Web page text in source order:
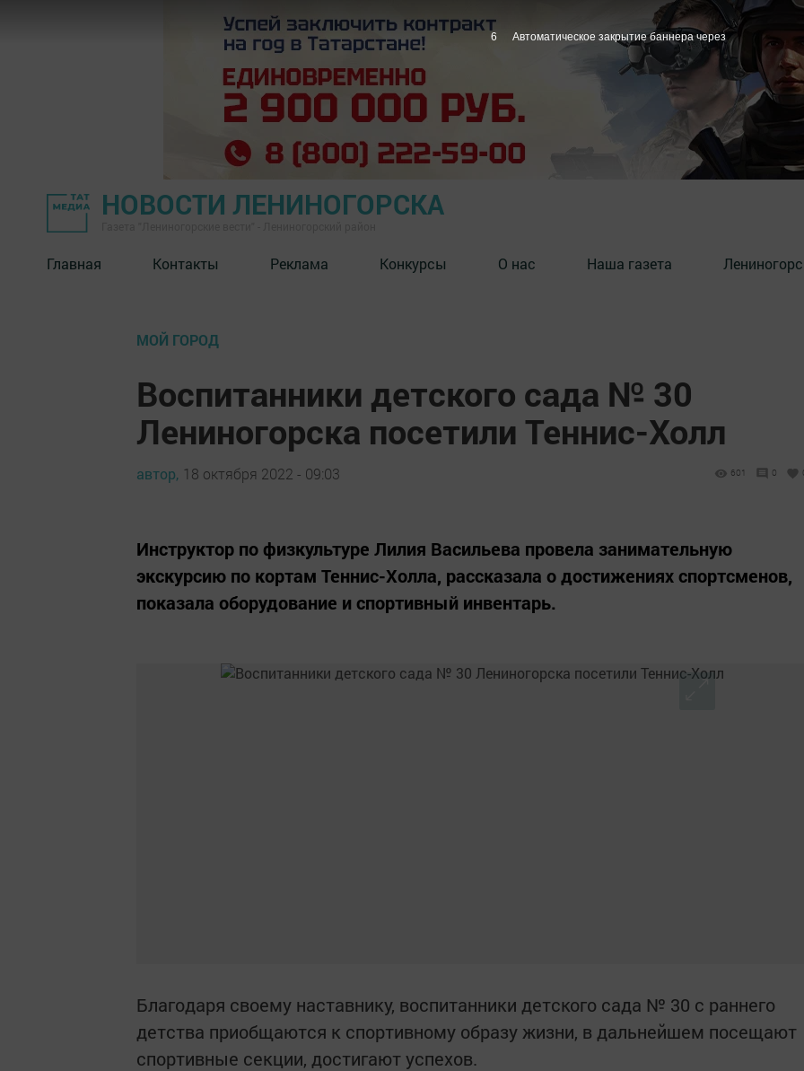
НОВОСТИ ЛЕНИНОГОРСКА
Главная Контакты Реклама Конкурсы О нас Наша газета
МОЙ ГОРОД
Воспитанники детского сада № 30
Лениногорска посетили Теннис-Холл
автор, 18 октября 2022 - 09:03 601 0
Инструктор по физкультуре Лилия Васильева провела занимательную
экскурсию по кортам Теннис-Холла, рассказала о достижениях спортсменов,
показала оборудование и спортивный инвентарь.
Благодаря своему наставнику, воспитанники детского сада № 30 с раннего
детства приобщаются к спортивному образу жизни, в дальнейшем посещают
спортивные секции, достигают успехов.
5 Автоматическое закрытие баннера через